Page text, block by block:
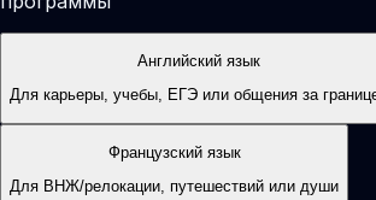
Английский язык
Для карьеры, учебы, ЕГЭ или общения за
Французский язык
Для ВНЖ/релокации, путешествий или души